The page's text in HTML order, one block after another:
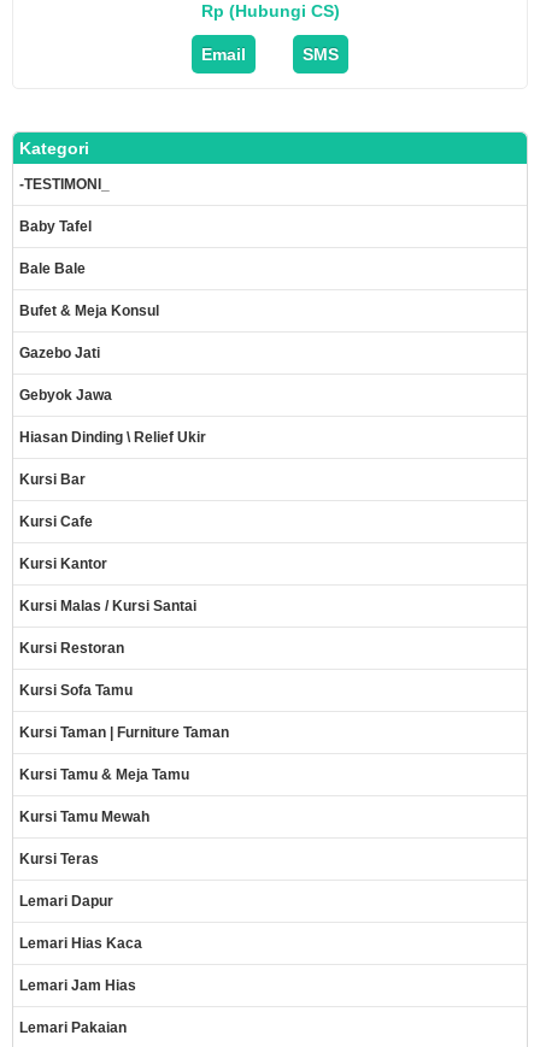
Rp (Hubungi CS)
Email SMS
Kategori
-TESTIMONI_
Baby Tafel
Bale Bale
Bufet & Meja Konsul
Gazebo Jati
Gebyok Jawa
Hiasan Dinding \ Relief Ukir
Kursi Bar
Kursi Cafe
Kursi Kantor
Kursi Malas / Kursi Santai
Kursi Restoran
Kursi Sofa Tamu
Kursi Taman | Furniture Taman
Kursi Tamu & Meja Tamu
Kursi Tamu Mewah
Kursi Teras
Lemari Dapur
Lemari Hias Kaca
Lemari Jam Hias
Lemari Pakaian